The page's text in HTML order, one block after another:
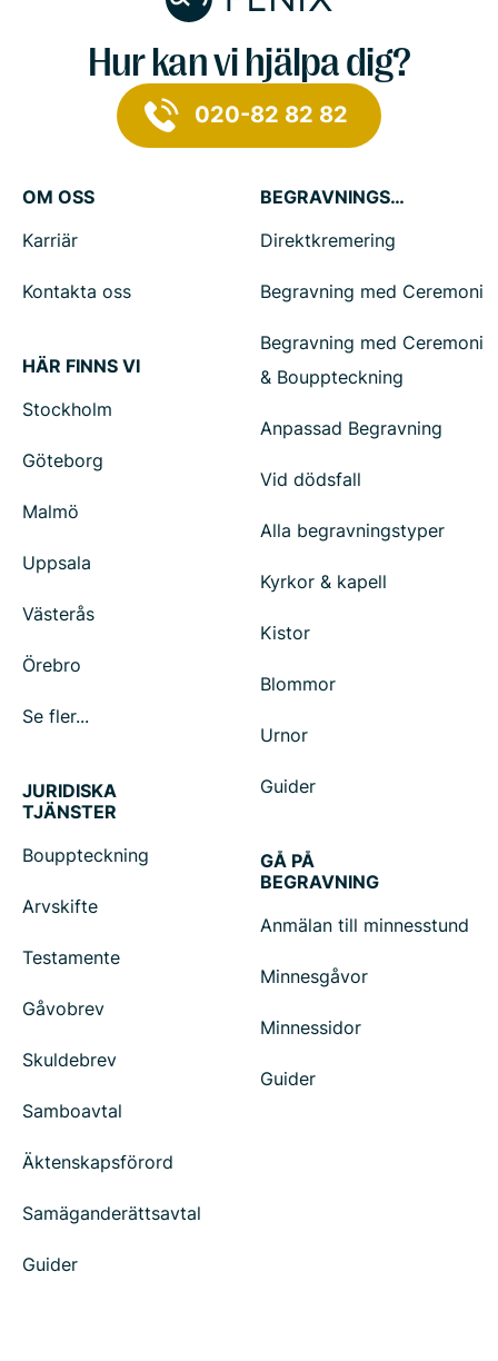
Hur kan vi hjälpa dig?
020-82 82 82
OM OSS
Karriär
Kontakta oss
HÄR FINNS VI
Stockholm
Göteborg
Malmö
Uppsala
Västerås
Örebro
Se fler...
BEGRAVNINGSTJÄNSTER
Direktkremering
Begravning med Ceremoni
Begravning med Ceremoni
& Bouppteckning
Anpassad Begravning
Vid dödsfall
Alla begravningstyper
Kyrkor & kapell
Kistor
Blommor
Urnor
Guider
JURIDISKA
TJÄNSTER
Bouppteckning
Arvskifte
Testamente
Gåvobrev
Skuldebrev
Samboavtal
Äktenskapsförord
Samäganderättsavtal
Guider
GÅ PÅ
BEGRAVNING
Anmälan till minnesstund
Minnesgåvor
Minnessidor
Guider